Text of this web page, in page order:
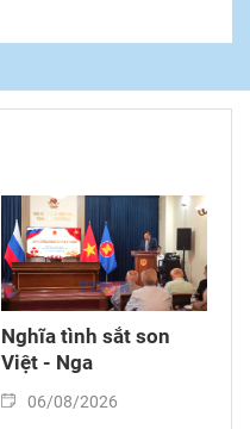
Nghĩa tình sắt son
Việt - Nga
06/08/2026